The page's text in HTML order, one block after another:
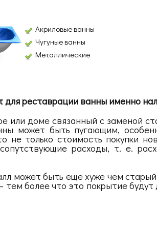
Акриловые ванны
Чугуные ванны
Металлические
реставрации ванны именно
или доме связанный с заменой
может быть пугающим,
не только стоимость покупки
расходы, т. е.
может быть еще хуже чем
тем более что это покрытие будут